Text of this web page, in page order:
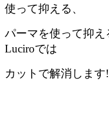
使って抑える、
パーマを使って抑
Luciroでは
カットで解消します!